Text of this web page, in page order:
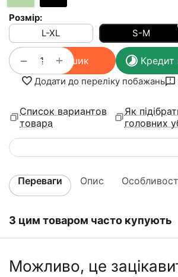
Розмір:
L-XL
S-M
+
− У кошик Кредит
Додати до переліку побажань
Список вариантов
товара
Як
головних
Переваги Опис
З цим товаром часто купують
Можливо, це